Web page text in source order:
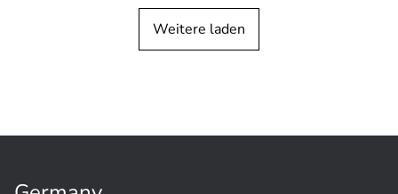
Hochschule fürIndustrietechnik
Weitere laden